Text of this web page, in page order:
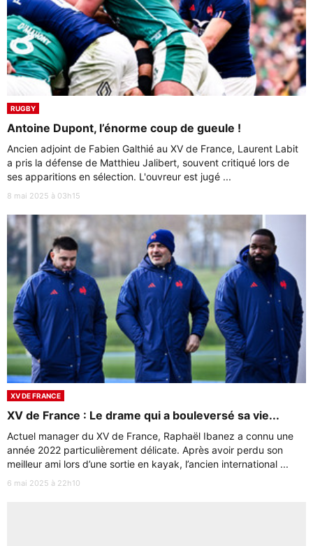
RUGBY
Antoine Dupont, l’énorme coup de gueule !
Ancien adjoint de Fabien Galthié au XV de France, Laurent Labit
a pris la défense de Matthieu Jalibert, souvent critiqué lors de
ses apparitions en sélection. L'ouvreur est jugé ...
8 mai 2025 à 03h15
XV DE FRANCE
XV de France : Le drame qui a bouleversé sa vie...
Actuel manager du XV de France, Raphaël Ibanez a connu une
année 2022 particulièrement délicate. Après avoir perdu son
meilleur ami lors d’une sortie en kayak, l’ancien international ...
6 mai 2025 à 22h10